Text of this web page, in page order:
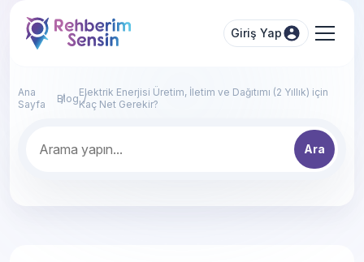
Giriş Yap
Ana
Sayfa
BlogElektrik Enerjisi Üretim, İletim ve Dağıtımı (2 Yıllık) için
Kaç Net Gerekir?
Ara